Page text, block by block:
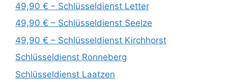
49,90 € – Schlüsseldienst Letter
49,90 € – Schlüsseldienst Seelze
49,90 € – Schlüsseldienst Kirchhorst
Schlüsseldienst Ronneberg
Schlüsseldienst Laatzen